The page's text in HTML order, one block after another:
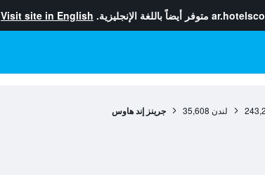
متوفر أيضاً باللغة الإنجليزية. Visit site in English
لندن 35,608 جرينز إند هاوس